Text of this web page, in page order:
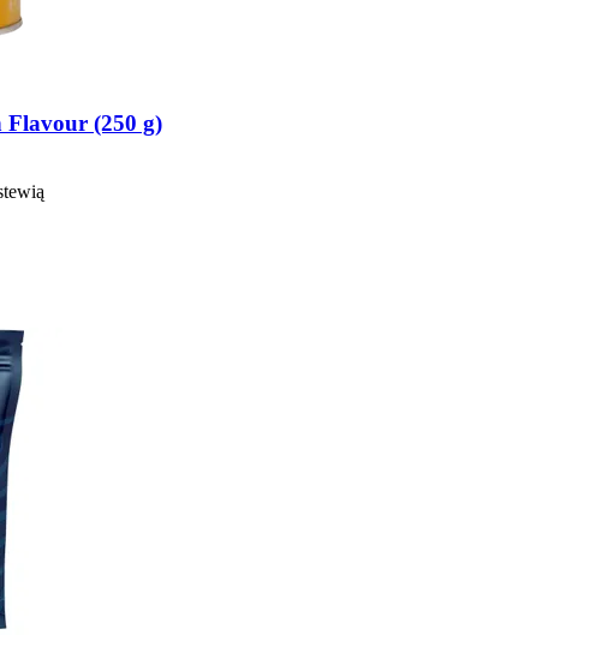
(250 g)